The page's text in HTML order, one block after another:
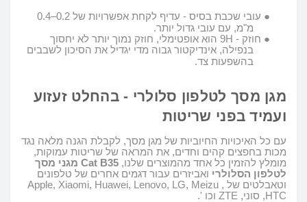
●
עובי שכבת בסיס - עדיף לקחת אפשרויות של 0.2–0.4
מ"מ, עם עובי גדול יותר.
● חוזק - 9H
הוא אופטימלי, חוזק נמוך יותר לא יחסוך
בנפילה, אינדיקטור גבוה מדי יגדיל את הסיכון לשבבים
בהשפעות צד.
מגן מסך לטלפון סלולרי - בהחלט זעזוע
ועמיד בפני שריטות
עם כל האיכויות החיוביות של מגן מסך, לקבלת הגנה מלאה נגד
מכות בחפצים קהים וחדים, את המראה של שריטות עמוקות,
מומלץ להזמין כל אחד מהמוצרים שלנו, Cat B35 מגני מסך
לטלפון הסלולרי ואביזרים עבור דגמים אחרים של טלפונים
וטאבלטים של Apple, Xiaomi, Huawei, Lenovo, LG, Meizu ,
HTC,
סוני, ZTE וכו '.